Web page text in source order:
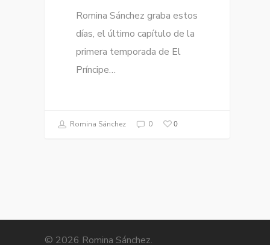
Romina Sánchez graba estos
días, el último capítulo de la
primera temporada de El
Príncipe…
Romina Sánchez 0 0
© 2026 Romina Sánchez.